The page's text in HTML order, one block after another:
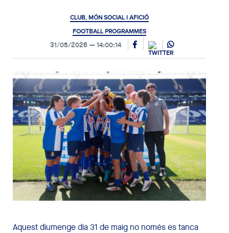
CLUB, MÓN SOCIAL I AFICIÓ
FOOTBALL PROGRAMMES
31/05/2026 14:00:14
Aquest diumenge dia 31 de maig no només es tanca